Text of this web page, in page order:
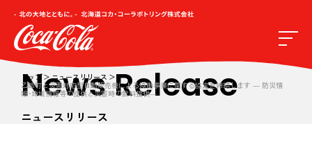
トップ
ニュースリリース
乙部町と災害対応型自動販売機による協働事業に関する協定を締結します ― 防災情
報･地域情報等の提供と災害時の飲料提供―
News Release
ニュースリリース